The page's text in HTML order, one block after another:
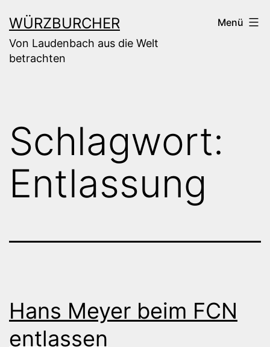
Inhalt
springen
WÜRZBURCHER
Von Laudenbach aus die Welt
betrachten
Menü
Schlagwort:
Entlassung
Hans Meyer beim FCN
entlassen